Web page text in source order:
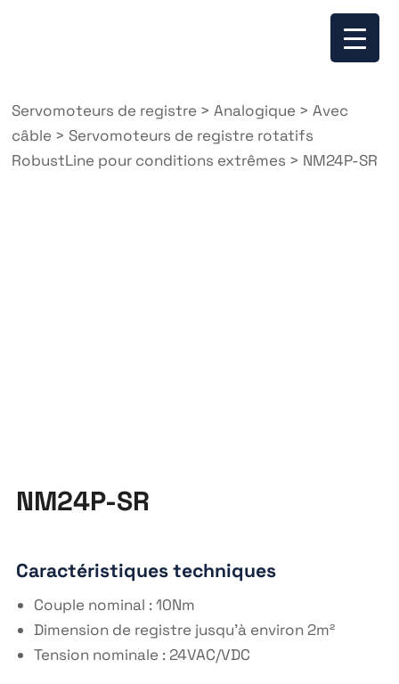
Servomoteurs de registre > Analogique > Avec
câble > Servomoteurs de registre rotatifs
RobustLine pour conditions extrêmes > NM24P-SR
NM24P-SR
Caractéristiques techniques
Couple nominal : 10Nm
Dimension de registre jusqu’à environ 2m²
Tension nominale : 24VAC/VDC